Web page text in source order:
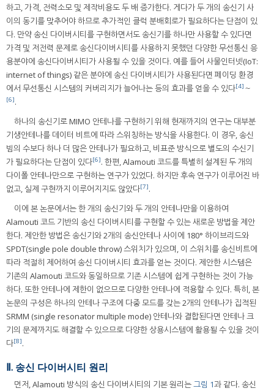
하고, 가격, 전력소모 및 제작비용도 두 배 증가한다. 게다가 두 개의 송신기 사
이의 동기를 맞추어야 하므로 추가적인 클럭 분배회로가 필요하다는 단점이 있
다. 만약 송신 다이버시티를 구현하면서도 송신기를 하나만 사용할 수 있다면
가격 및 저전력 문제로 송신다이버시티를 사용하지 못했던 다양한 무선통신 응
용분야에 송신다이버시티가 사용될 수 있을 것이다. 예를 들어 사물인터넷(IoT:
internet of things) 같은 분야에 송신 다이버시티가 사용된다면 페이딩 환경
에서 무선통신 시스템의 커버리지가 늘어나는 등의 효과를 얻을 수 있다[4] ～
[6].
하나의 송신기로 MIMO 안테나를 구현하기 위해 현재까지의 연구는 대부분
기생안테나를 데이터 비트에 따라 스위칭하는 방식을 사용한다. 이 경우, 송신
빔의 수보다 하나 더 많은 안테나가 필요하고, 비표준 방식으로 별도의 수신기
가 필요하다는 단점이 있다[6]. 한편, Alamouti 코드를 특별히 설계된 두 개의
다이폴 안테나만으로 구현하는 연구가 있었다. 하지만 후속 연구가 이루어진 바
없고, 실제 구현까지 이루어지지도 않았다[7].
이에 본 논문에서는 한 개의 송신기와 두 개의 안테나만을 이용하여
Alamouti 코드 기반의 송신 다이버시티를 구현할 수 있는 새로운 방법을 제안
한다. 제안한 방법은 송신기와 2개의 송신안테나 사이에 180° 하이브리드와
SPDT(single pole double throw) 스위치가 있으며, 이 스위치를 송신비트에
따라 적절히 제어하여 송신 다이버시티 효과를 얻는 것이다. 제안한 시스템은
기존의 Alamouti 코드와 동일하므로 기존 시스템에 쉽게 구현하는 것이 가능
하다. 또한 안테나에 제한이 없으므로 다양한 안테나에 적용할 수 있다. 특히, 본
논문의 구성은 하나의 안테나 구조에 다중 모드를 갖는 2개의 안테나가 집적된
SRMM (single resonator multiple mode) 안테나와 결합된다면 안테나 크
기의 문제까지도 해결할 수 있으므로 다양한 상용시스템에 활용될 수 있을 것이
다[8].
Ⅱ. 송신 다이버시티 원리
먼저, Alamouti 방식의 송신 다이버시티의 기본 원리는그림 1과 같다. 송신